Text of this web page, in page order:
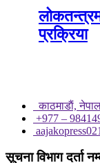
प्रक्रिया
काठमाडाैं,
+977 –
सूचना विभाग दर्ता